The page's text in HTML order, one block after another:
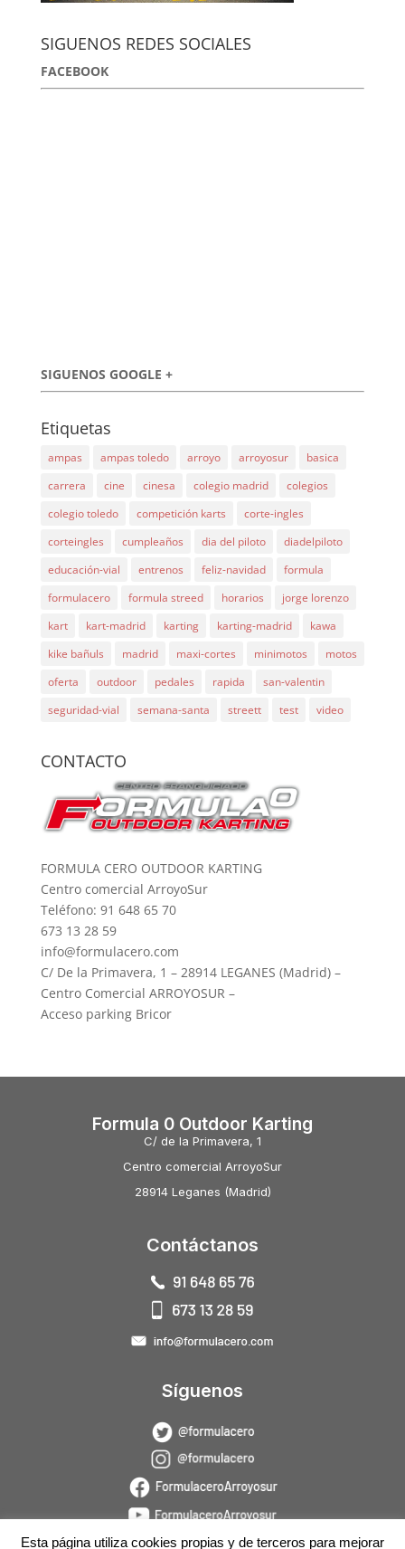
SIGUENOS REDES SOCIALES
FACEBOOK
SIGUENOS GOOGLE +
Etiquetas
ampas ampas toledo arroyo arroyosur
basica
carrera
cine cinesa colegio madrid
colegios
colegio toledo
competición karts
corte-ingles
corteingles
cumpleaños dia del piloto
diadelpiloto
educación-vial
entrenos feliz-navidad
formula
formulacero
formula streed horarios
jorge lorenzo
kart
kart-madrid karting karting-madrid
kawa
kike bañuls
madrid maxi-cortes minimotos
motos
oferta
outdoor pedales rapida
san-valentin
seguridad-vial
semana-santa streett test video
CONTACTO
FORMULA CERO OUTDOOR KARTING
Centro comercial ArroyoSur
Teléfono: 91 648 65 70
673 13 28 59
info@formulacero.com
C/ De la Primavera, 1 – 28914 LEGANES (Madrid) –
Centro Comercial ARROYOSUR –
Acceso parking Bricor
Formula 0 Outdoor Karting
C/ de la Primavera, 1
Centro comercial ArroyoSur
28914 Leganes (Madrid)
Contáctanos
Síguenos
Esta página utiliza cookies propias y de terceros para mejorar